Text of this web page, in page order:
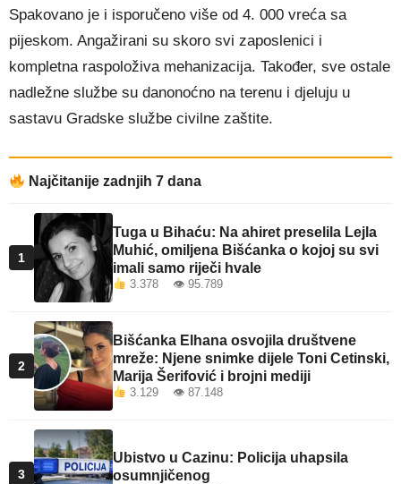
Spakovano je i isporučeno više od 4. 000 vreća sa
pijeskom. Angažirani su skoro svi zaposlenici i
kompletna raspoloživa mehanizacija. Također, sve ostale
nadležne službe su danonoćno na terenu i djeluju u
sastavu Gradske službe civilne zaštite.
Najčitanije zadnjih 7 dana
1
Tuga u Bihaću: Na ahiret preselila Lejla
Muhić, omiljena Bišćanka o kojoj su svi
imali samo riječi hvale
3.378 👁 95.789
2
Bišćanka Elhana osvojila društvene
mreže: Njene snimke dijele Toni Cetinski,
Marija Šerifović i brojni mediji
3.129 👁 87.148
3
Ubistvo u Cazinu: Policija uhapsila
osumnjičenog